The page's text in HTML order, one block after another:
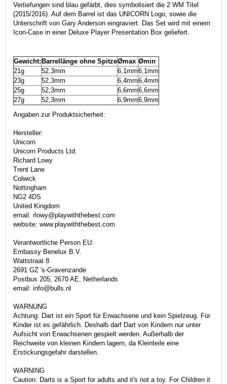
Vertiefungen sind blau gefärbt, dies symbolisiert die 2 WM Titel
(2015/2016). Auf dem Barrel ist das UNICORN Logo, sowie die
Unterschrift von Gary Anderson eingraviert. Das Set wird mit einem
Icon-Case in einer Deluxe Player Presentation Box geliefert.
Gewicht:Barrellänge ohne SpitzeØmax Ømin
21g
52,3mm 6,1mm6,1mm
23g
52,3mm 6,4mm6,4mm
25g
52,3mm 6,6mm6,6mm
27g
52,3mm 6,9mm6,9mm
Angaben zur Produktsicherheit:
Hersteller:
Unicorn
Unicorn Products Ltd.
Richard Lowy
Trent Lane
Colwick
Nottingham
NG2 4DS
United Kingdom
email: rlowy@playwiththebest.com
website: www.playwiththebest.com
Verantwortliche Person EU:
Embassy Benelux B.V.
Wattstraat 8
2691 GZ 's-Gravenzande
Postbus 205, 2670 AE, Netherlands
email: info@bulls.nl
WARNUNG
Achtung: Dart ist ein Sport für Erwachsene und kein Spielzeug. Für
Kinder ist es gefährlich. Deshalb darf Dart von Kindern nur unter
Aufsicht von Erwachsenen gespielt werden. Außerhalb der
Reichweite von kleinen Kindern lagern, da Kleinteile eine
Erstickungsgefahr darstellen.
WARNING
Caution: Darts is a Sport for adults and it's not a toy. For Children it